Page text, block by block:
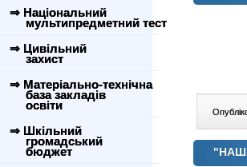
⇒ Національний
мультипредметний тест
⇒ Цивільний
захист
⇒ Матеріально-технічна
база закладів
освіти
⇒ Шкільний
громадський
бюджет